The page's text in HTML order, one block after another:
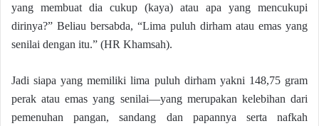
yang membuat dia cukup (kaya) atau apa yang mencukupi
dirinya?” Beliau bersabda, “Lima puluh dirham atau emas yang
senilai dengan itu.” (HR Khamsah).
Jadi siapa yang memiliki lima puluh dirham yakni 148,75 gram
perak atau emas yang senilai—yang merupakan kelebihan dari
pemenuhan pangan, sandang dan papannya serta nafkah